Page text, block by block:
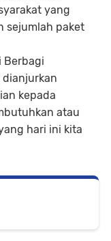
yang
sejumlah paket
Berbagi
dianjurkan
kepada
atau
hari ini kita